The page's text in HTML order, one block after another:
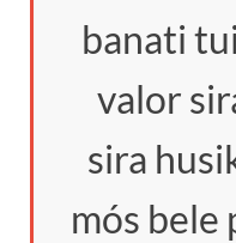
banati
valor
sira
mós bele